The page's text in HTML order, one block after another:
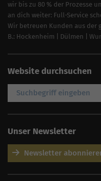
wir bis zu 80 % der Prozesse
an dich weiter: Full-Service
Wir betreuen Kunden aus der
B.: Hockenheim Dülmen
Website durchsuchen
Unser Newsletter
Newsletter